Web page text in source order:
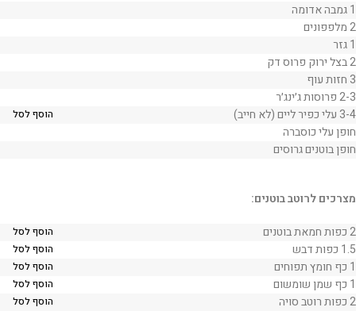
1 גמבה אדומה
2 מלפפונים
1 גזר
2 בצל ירוק פרוס דק
3 חזות עוף
2-3 פרוסות ג׳ינג׳ר
3-4 עלי כפיר ליים (לא חייב)
הוסף לסל
חופן עלי כוסברה
חופן בוטנים גרוסים
מצרכים לרוטב בוטנים:
2 כפות חמאת בוטנים
הוסף לסל
1.5 כפות דבש הוסף לסל
1 כף חומץ תפוחים הוסף לסל
1 כף שמן שומשום הוסף לסל
2 כפות רוטב סויה הוסף לסל